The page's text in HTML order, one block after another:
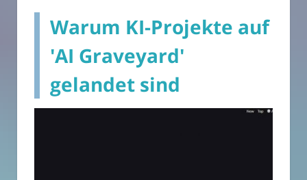
Warum KI-Projekte auf
'AI Graveyard'
gelandet sind